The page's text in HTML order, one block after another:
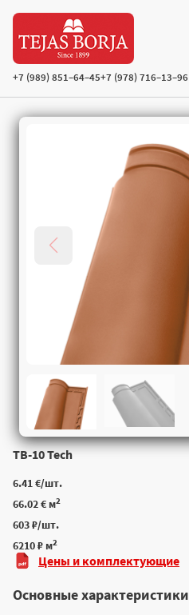
+7 (989) 851–64–45+7 (978) 716–13–96
TB-10 Tech
6.41 €/шт.
66.02 € м2
603 ₽/шт.
6210 ₽ м2
Цены и комплектующие
Основные характеристики